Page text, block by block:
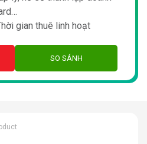
gian thuê linh hoạt
SO SÁNH